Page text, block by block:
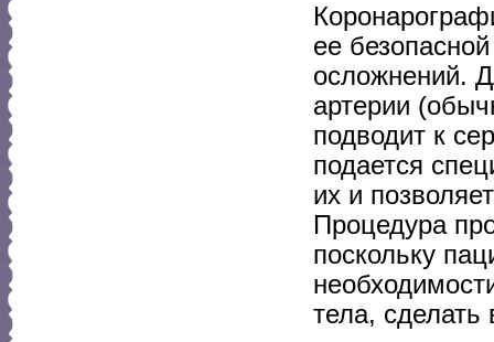
ее
осложнений.
артерии
подводит к
подается
их и
Процедура
поскольку
тела, сделать